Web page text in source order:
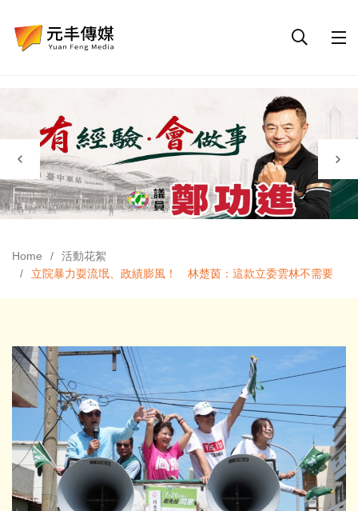
Home
活動花絮
立院暴力耍流氓、政績膨風！ 林楚茵：這款立委雲林不需要